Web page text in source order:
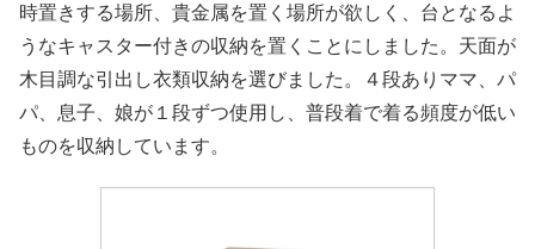
時置きする場所、貴金属を置く場所が欲しく、台となるよ
うなキャスター付きの収納を置くことにしました。天面が
木目調な引出し衣類収納を選びました。４段ありママ、パ
パ、息子、娘が１段ずつ使用し、普段着で着る頻度が低い
ものを収納しています。